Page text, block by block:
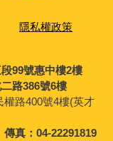
隱私權政策
99號惠中樓2樓
路386號6樓
權路400號4樓(英才
傳真：04-22291819